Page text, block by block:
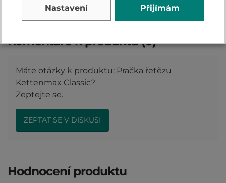
Komentáře k produktu (0)
Máte otázky k produktu: Pračka řetězu
Kettenmax Classic?
Zeptejte se.
ZEPTAT SE V DISKUSI
Hodnocení produktu
Nastavení Přijímám